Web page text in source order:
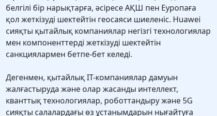
белгілі бір нарықтарға, әсіресе АҚШ пен Еуропаға
қол жеткізуді шектейтін геосаяси шиеленіс. Huawei
сияқты қытайлық компаниялар негізгі технологиялар
мен компоненттерді жеткізуді шектейтін
санкциялармен бетпе-бет келеді.
Дегенмен, қытайлық IT-компаниялар дамуын
жалғастыруда және олар жасанды интеллект,
кванттық технологиялар, роботтандыру және 5G
сияқты салалардағы өз ұстанымдарын нығайтуға